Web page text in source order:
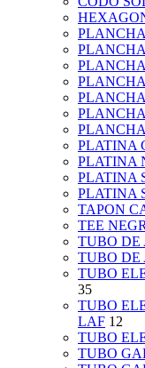
PLATINA
PLATINA
PLATINA
PLATINA
TAPON
TEE
TUBO DE
TUBO DE
TUBO
35
TUBO
LAF 12
TUBO
TUBO